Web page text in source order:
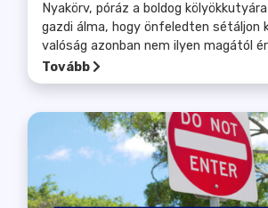
Nyakörv, póráz a boldog
gazdi álma, hogy önfeledten sétáljon
valóság azonban nem ilyen magától
Tovább